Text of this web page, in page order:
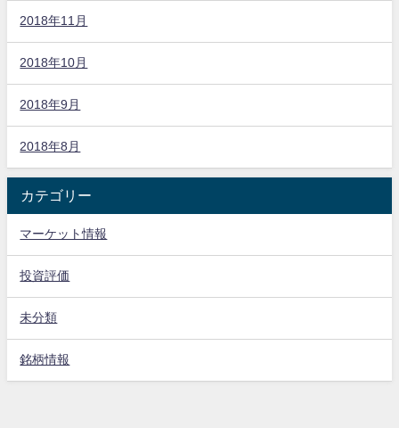
2018年11月
2018年10月
2018年9月
2018年8月
カテゴリー
マーケット情報
投資評価
未分類
銘柄情報